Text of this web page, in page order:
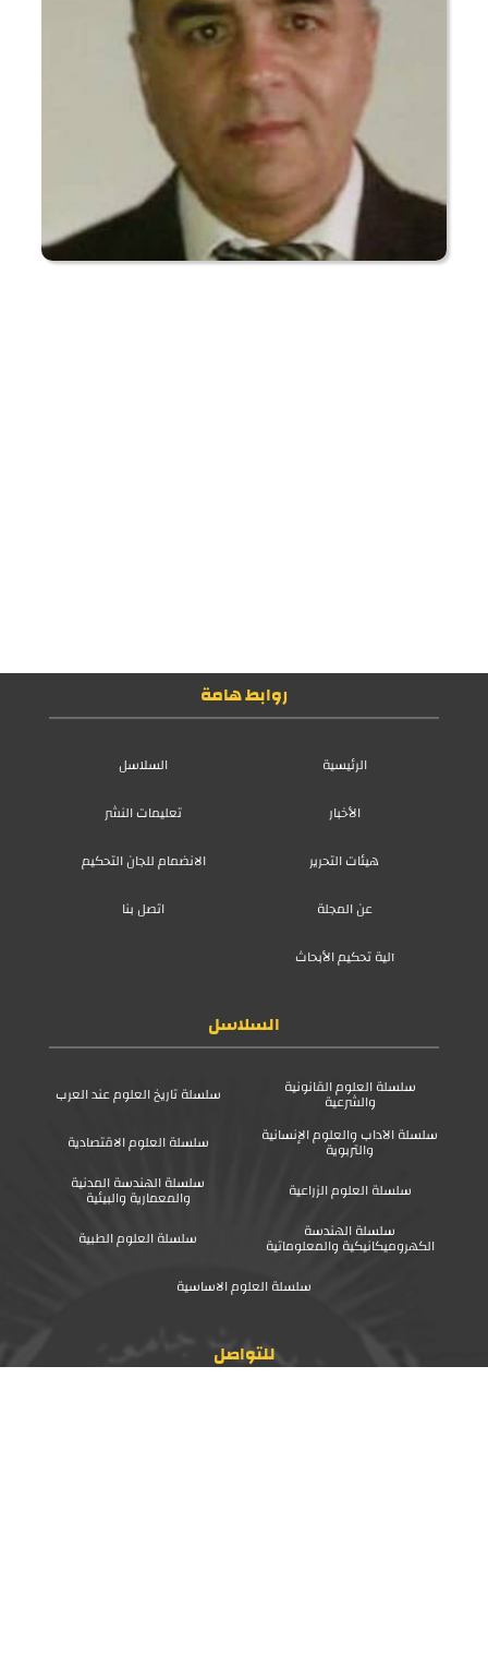
روابط هامة
الرئيسية
السلاسل
الأخبار
تعليمات النشر
هيئات التحرير
الانضمام للجان التحكيم
عن المجلة
اتصل بنا
آلية تحكيم الأبحاث
السلاسل
سلسلة العلوم القانونية
والشرعية
سلسلة تاريخ العلوم عند العرب
سلسلة الآداب والعلوم الإنسانية
والتربوية
سلسلة العلوم الاقتصادية
سلسلة العلوم الزراعية
سلسلة الهندسة المدنية
والمعمارية والبيئية
سلسلة الهندسة
الكهروميكانيكية والمعلوماتية
سلسلة العلوم الطبية
سلسلة العلوم الاساسية
للتواصل